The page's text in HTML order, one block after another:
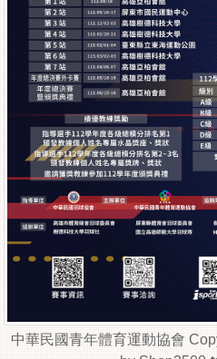
中華民國青年體育運動協會